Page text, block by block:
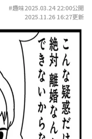
#趣味2025.03.24 22:00公開
2025.11.26 16:27更新